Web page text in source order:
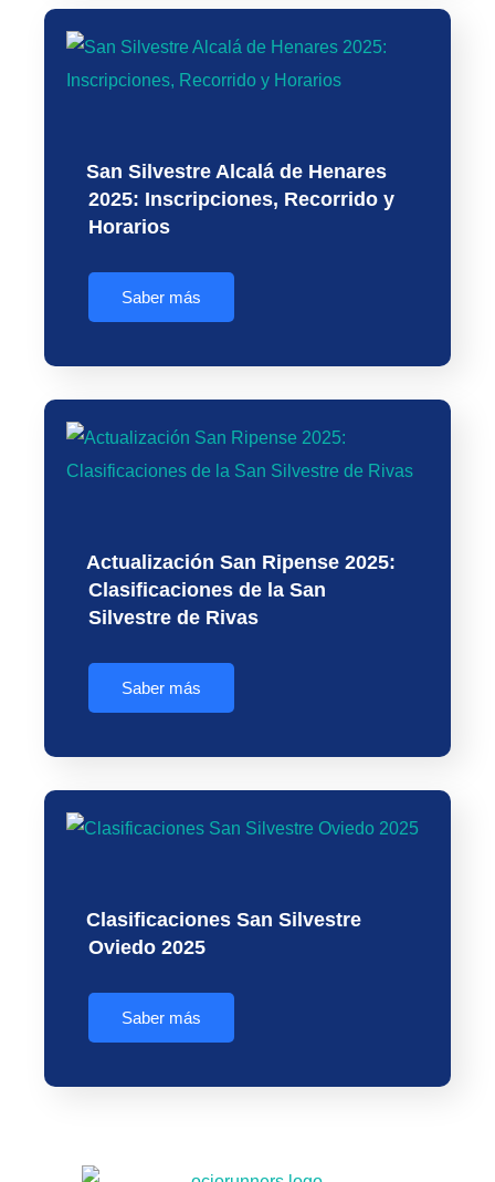
San Silvestre Alcalá de Henares
2025: Inscripciones, Recorrido y
Horarios
Saber más
Actualización San Ripense 2025:
Clasificaciones de la San
Silvestre de Rivas
Saber más
Clasificaciones San Silvestre
Oviedo 2025
Saber más